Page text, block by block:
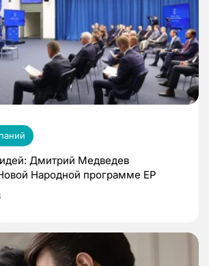
Дмитрий Медведев
Народной программе ЕР